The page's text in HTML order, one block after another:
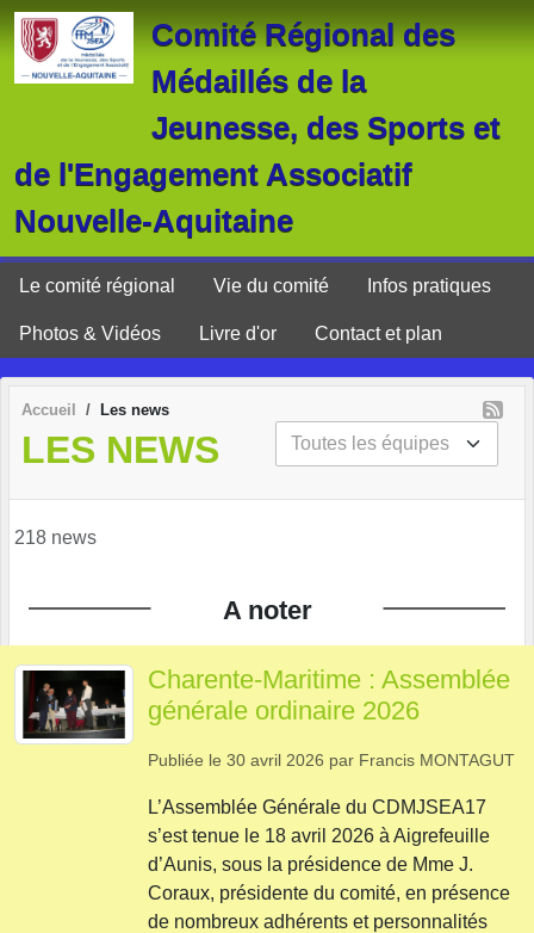
Comité Régional des
Médaillés de la
Jeunesse, des Sports et
de l'Engagement Associatif
Nouvelle-Aquitaine
Le comité régional Vie du comité Infos pratiques
Photos & Vidéos Livre d'or Contact et plan
Accueil Les news
LES NEWS
218 news
A noter
Charente-Maritime : Assemblée
générale ordinaire 2026
Publiée le 30 avril 2026 par Francis MONTAGUT
L’Assemblée Générale du CDMJSEA17
s’est tenue le 18 avril 2026 à Aigrefeuille
d’Aunis, sous la présidence de Mme J.
Coraux, présidente du comité, en présence
de nombreux adhérents et personnalités
Panneau de gestion des cookies